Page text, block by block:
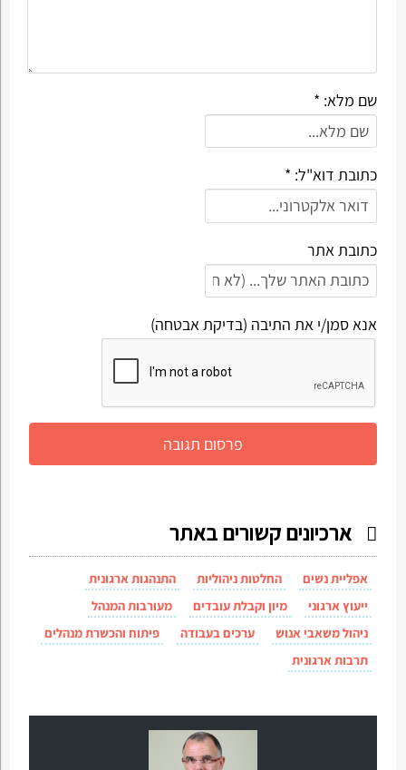
שם מלא: *
כתובת דוא"ל: *
כתובת אתר
אנא סמן/י את התיבה (בדיקת אבטחה)
ארכיונים קשורים באתר
אפליית נשים החלטות ניהוליות
התנהגות ארגונית
ייעוץ ארגוני
מיון וקבלת עובדים
מעורבות המנהל
ניהול משאבי אנוש
ערכים בעבודה
פיתוח והכשרת מנהלים
תרבות ארגונית